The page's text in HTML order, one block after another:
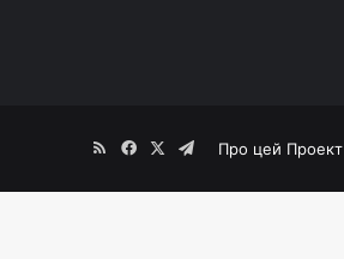
Про цей Проект
RSSFacebookTelegram